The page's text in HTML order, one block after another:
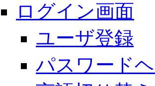
ログイン画面
ユーザ登録
パスワード